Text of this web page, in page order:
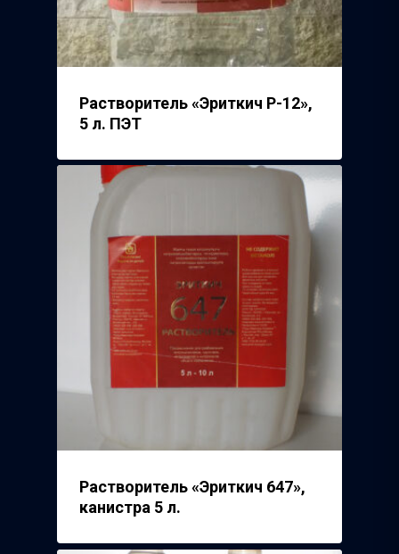
Растворитель «Эриткич Р-12»,
5 л. ПЭТ
Растворитель «Эриткич 647»,
канистра 5 л.